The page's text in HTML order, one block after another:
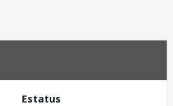
Estatus